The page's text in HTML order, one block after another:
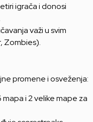
igrača i donosi
važi u svim
Zombies).
promene i osveženja:
i 2 velike mape za